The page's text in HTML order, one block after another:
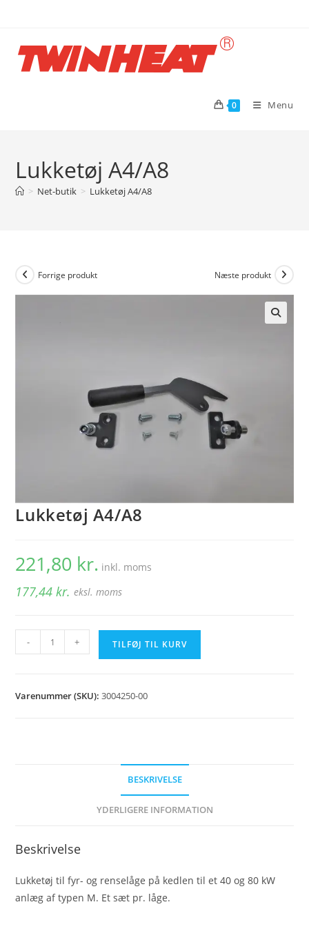
content
0 Menu
Lukketøj A4/A8
> Net-butik > Lukketøj A4/A8
Forrige produkt Næste produkt
Lukketøj A4/A8
221,80 kr. inkl. moms
177,44kr. eksl. moms
Lukketøj
A4/A8
- + TILFØJ TIL KURV
Varenummer (SKU):3004250-00
BESKRIVELSE
YDERLIGERE INFORMATION
Beskrivelse
Lukketøj til fyr- og renselåge på kedlen til et 40 og 80 kW
anlæg af typen M. Et sæt pr. låge.